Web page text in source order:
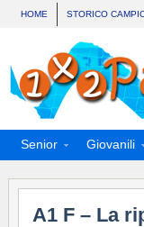
HOME STORICO
Senior Giovanili
A1 F – La